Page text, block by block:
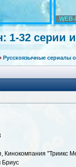
1-32 серии
Русскоязычные сериалы
Кинокомпания "Триикс
Бриус